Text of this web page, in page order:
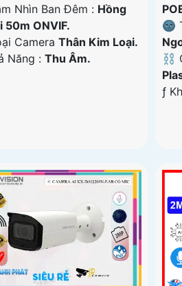
Nhìn Ban Đêm : Hồng
50m ONVIF.
CameraThân Kim Loại.
Năng :Thu Âm.
🌚
⛓
️ƒ